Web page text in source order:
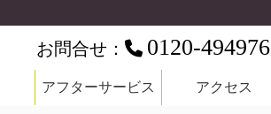
お問合せ： 0120-494976
アフターサービス
アクセス